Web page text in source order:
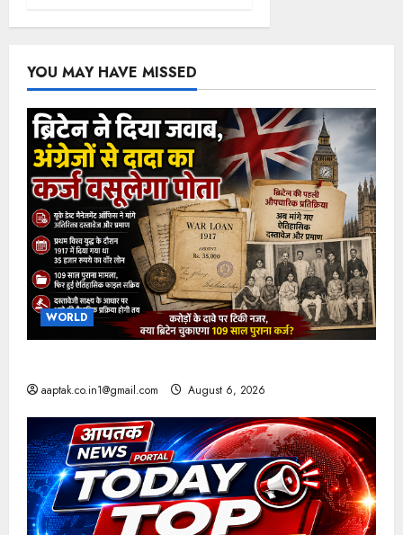
YOU MAY HAVE MISSED
WORLD
aaptak.co.in1@gmail.com August 6, 2026